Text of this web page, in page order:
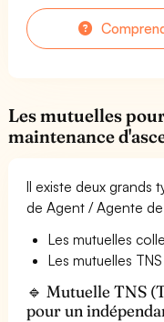
Les mutuelles
maintenance
Il existe deux grands
de Agent / Agente
Les mutuelles
Les mutuelles
🔹 Mutuelle TNS
pour un